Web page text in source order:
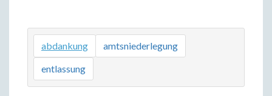
abdankung
amtsniederlegung
entlassung